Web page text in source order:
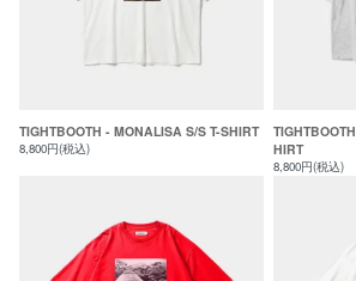
TIGHTBOOTH - MONALISA S/S T-SHIRT
8,800円(税込)
HIRT
8,800円(税込)